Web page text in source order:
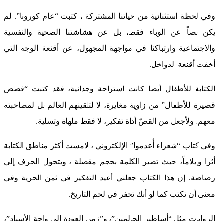
وفي لحظة استثنائية من حياتنا المشتركة ، كتبت “عام كورونا”. لم
يكن نصاً عن الوباء فقط، بل عن هشاشتنا الصحية والنفسية
والاجتماعية وارتباكنا في مواجهة المجهول، عن أقنعة الوجه التي
أخفت أقنعة الدواخل.
الكتابة للأطفال أيضا كانت استراحة وجدانية، فقد كتبت “قصص
قصيرة للأطفال” من زاوية مغايرة، لا لتلقينهم العالم بل لمصاحبته
معهم، ولأجعل من القصّ أداة تفكير، لا فقط ملهاة وتسلية.
وفي كتاب “شعراء أُعدموا” الإلكتروني ، لامست أكثر مناطق الكتابة
أثرا وإيلاماً، حيث تصير الكلمة بحجم مقصلة ، ويتحول الحرف إلى
رصاصة. إن هذا الكتاب جعلني أعيد التفكير في ثمن الحرية وفي
معنى أن تكتب كما لو أنك تحفر في لحم التاريخ.
الروايات مثل “أساطير الحالمين”، و”زمن العودة إلى واحة الأسياد”،